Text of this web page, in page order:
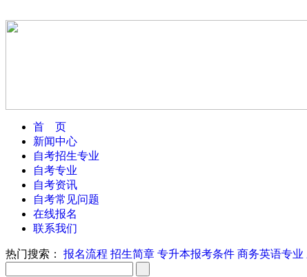
首 页
新闻中心
自考招生专业
自考专业
自考资讯
自考常见问题
在线报名
联系我们
热门搜索： 报名流程 招生简章 专升本报考条件 商务英语专业